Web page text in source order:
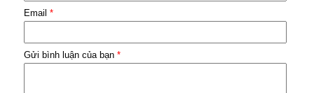
Email *
Gửi bình luận của bạn *